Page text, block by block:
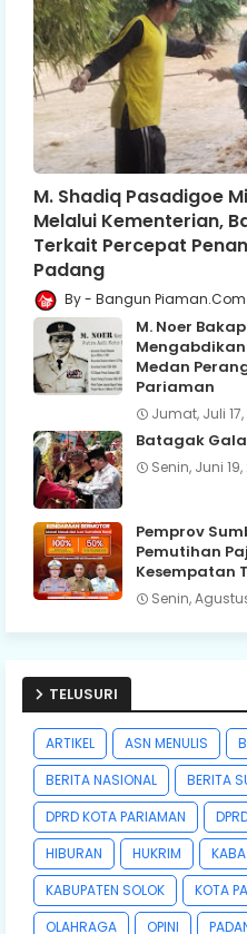
M. Shadiq Pasadigoe
Melalui Kementerian,
Terkait Percepat
Padang
Bangun Piaman.Com
M. Noer
Medan
Pariaman
Jumat, Juli
Batagak
Senin, Juni 19,
Pemprov
Pemutihan
Kesempatan
Senin,
TELUSURI
ARTIKEL ASN MENULIS
BERITA NASIONAL
BERITA
DPRD KOTA PARIAMAN
HIBURAN
HUKRIM
KABUPATEN SOLOK
KOTA
OLAHRAGA
OPINI